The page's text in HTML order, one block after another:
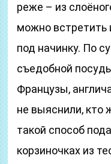
реже – из
можно встретить
под начинку. По
съедобной
Французы,
не выяснили, кто
такой способ
корзиночках из